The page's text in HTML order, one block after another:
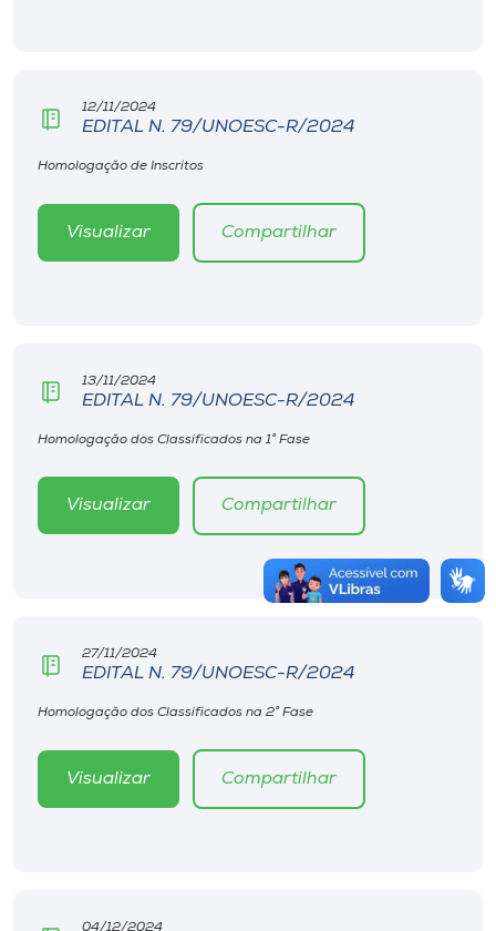
12/11/2024
EDITAL N. 79/UNOESC-R/2024
Homologação de Inscritos
Visualizar Compartilhar
13/11/2024
EDITAL N. 79/UNOESC-R/2024
Homologação dos Classificados na 1° Fase
Visualizar Compartilhar
27/11/2024
EDITAL N. 79/UNOESC-R/2024
Homologação dos Classificados na 2° Fase
Visualizar Compartilhar
04/12/2024